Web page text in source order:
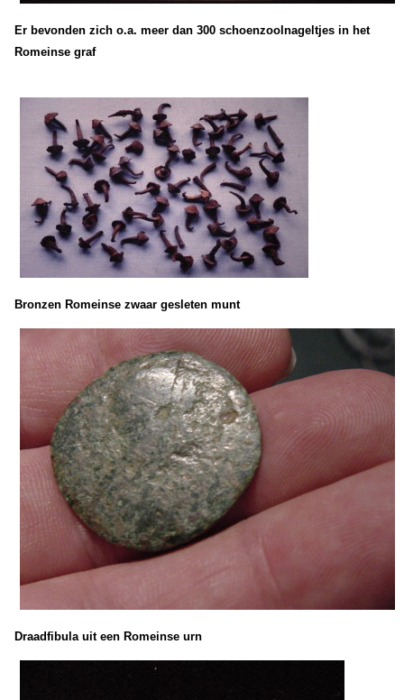
Er bevonden zich o.a. meer dan 300 schoenzoolnageltjes in het
Romeinse graf
Bronzen Romeinse zwaar gesleten munt
Draadfibula uit een Romeinse urn